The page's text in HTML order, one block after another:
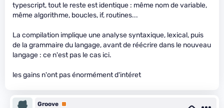
typescript, tout le reste est identique : même nom de variable,
même algorithme, boucles, if, routines...
La compilation implique une analyse syntaxique, lexical, puis
de la grammaire du langage, avant de réécrire dans le nouveau
langage : ce n'est pas le cas ici.
les gains n'ont pas énormément d'intéret
Groove Premium